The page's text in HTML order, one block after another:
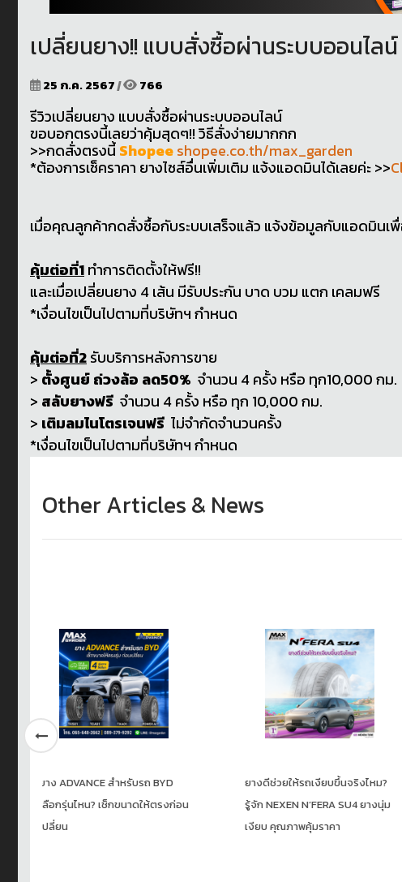
เปลี่ยนยาง!! แบบสั่งซื้อผ่านระบบออนไล
25 ก.ค. 2567| 766
รีวิวเปลี่ยนยาง แบบสั่งซื้อผ่านระบบออนไลน์
ขอบอกตรงนี้เลยว่าคุ้มสุดๆ!! วิธีสั่งง่ายมากกก
>>กดสั่งตรงนี้Shopeeshopee.co.th/max_garden
*ต้องการเช็คราคา ยางไซส์อื่นเพิ่มเติม แจ้งแอดมินได้เลยค่ะ >>
เมื่อคุณลูกค้ากดสั่งซื้อกับระบบเสร็จแล้ว แจ้งข้อมูลกับแอดมินเพื่
คุ้มต่อที่1ทำการติดตั้งให้ฟรี!!
และเมื่อเปลี่ยนยาง 4 เส้น มีรับประกัน บาด บวม แตก เคลมฟรี
*เงื่อนไขเป็นไปตามที่บริษัทฯ กำหนด
คุ้มต่อที่2รับบริการหลังการขาย
> ตั้งศูนย์ ถ่วงล้อ ลด50% จำนวน 4 ครั้ง หรือ ทุก10,000 กม.
> สลับยางฟรี จำนวน 4 ครั้ง หรือ ทุก 10,000 กม.
> เติมลมไนโตรเจนฟรี ไม่จำกัดจำนวนครั้ง
*เงื่อนไขเป็นไปตามที่บริษัทฯ กำหนด
Other Articles & News
ยางดีช่วยให้รถเงียบขึ้นจริงไหม?
รู้จัก NEXEN N’FERA SU4 ยางนุ่ม
เงียบ คุณภาพคุ้มราคา
Profender Smart Electric
Control นิยามใหม่ของช่วงล่าง
อัจฉริยะ ที่ออกแบบมาเพื่อถนน